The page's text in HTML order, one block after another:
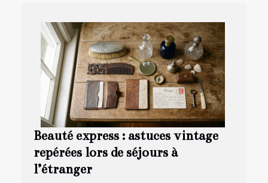
Beauté express : astuces vintage
repérées lors de séjours à
l’étranger